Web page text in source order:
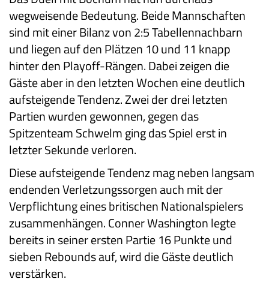
wegweisende Bedeutung. Beide Mannschaften
sind mit einer Bilanz von 2:5 Tabellennachbarn
und liegen auf den Plätzen 10 und 11 knapp
hinter den Playoff-Rängen. Dabei zeigen die
Gäste aber in den letzten Wochen eine deutlich
aufsteigende Tendenz. Zwei der drei letzten
Partien wurden gewonnen, gegen das
Spitzenteam Schwelm ging das Spiel erst in
letzter Sekunde verloren.
Diese aufsteigende Tendenz mag neben langsam
endenden Verletzungssorgen auch mit der
Verpflichtung eines britischen Nationalspielers
zusammenhängen. Conner Washington legte
bereits in seiner ersten Partie 16 Punkte und
sieben Rebounds auf, wird die Gäste deutlich
verstärken.